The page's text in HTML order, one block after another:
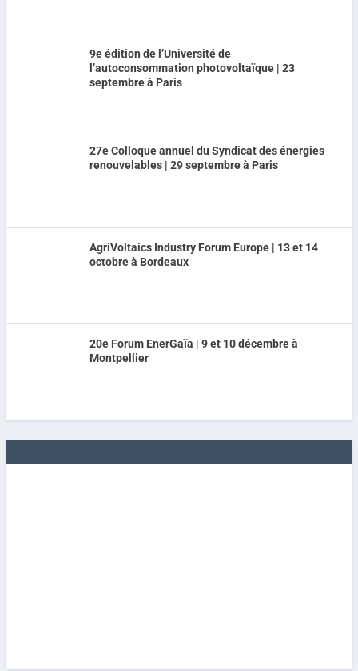
9e édition de l’Université de
l’autoconsommation photovoltaïque | 23
septembre à Paris
27e Colloque annuel du Syndicat des énergies
renouvelables | 29 septembre à Paris
AgriVoltaics Industry Forum Europe | 13 et 14
octobre à Bordeaux
20e Forum EnerGaïa | 9 et 10 décembre à
Montpellier